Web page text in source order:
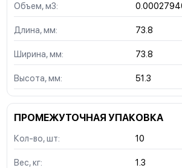
Объем, м3:
Длина, мм: 73.8
Ширина, мм: 73.8
Высота, мм: 51.3
ПРОМЕЖУТОЧНАЯ УПАКОВКА
Кол-во, шт: 10
Вес, кг: 1.3